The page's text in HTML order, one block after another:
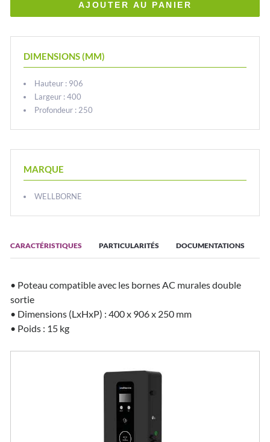
CARACTÉRISTIQUES PARTICULARITÉS DOCUMENTATIONS
• Poteau compatible avec les bornes AC murales double
sortie
• Dimensions (LxHxP) : 400 x 906 x 250 mm
• Poids : 15 kg
DIMENSIONS (MM)
Hauteur : 906
Largeur : 400
Profondeur : 250
MARQUE
WELLBORNE